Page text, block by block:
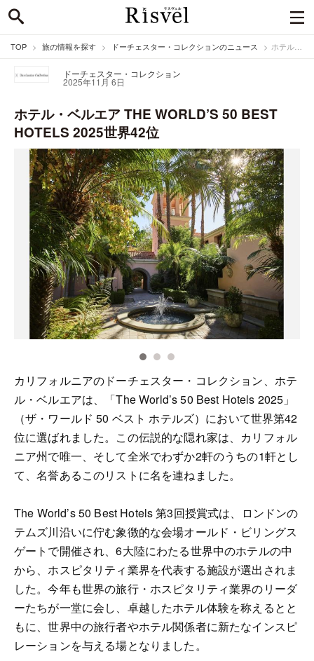
TOP 旅の情報を探す ドーチェスター・コレクションのニュース ホテル・ベルエア THE WORLD’S 50 BEST HOTELS 2025世界42位
ドーチェスター・コレクション
2025年11月 6日
ホテル・ベルエア THE WORLD’S 50 BEST
HOTELS 2025世界42位
カリフォルニアのドーチェスター・コレクション、ホテ
ル・ベルエアは、「The World’s 50 Best Hotels 2025」
（ザ・ワールド 50 ベスト ホテルズ）において世界第42
位に選ばれました。この伝説的な隠れ家は、カリフォル
ニア州で唯一、そして全米でわずか2軒のうちの1軒とし
て、名誉あるこのリストに名を連ねました。
The World’s 50 Best Hotels 第3回授賞式は、ロンドンの
テムズ川沿いに佇む象徴的な会場オールド・ビリングス
ゲートで開催され、6大陸にわたる世界中のホテルの中
から、ホスピタリティ業界を代表する施設が選出されま
した。今年も世界の旅行・ホスピタリティ業界のリーダ
ーたちが一堂に会し、卓越したホテル体験を称えるとと
もに、世界中の旅行者やホテル関係者に新たなインスピ
レーションを与える場となりました。